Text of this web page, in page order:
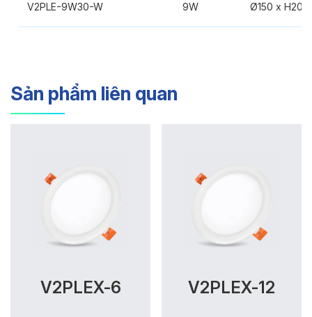
V2PLE-9W30-W 9W Ø150 x
Sản phẩm liên quan
V2PLEX-6 V2PLEX-12